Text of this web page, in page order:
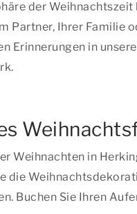
der
Ihrer Familie
Erinnerungen in
Weihnachten in
die
Buchen Sie Ihren